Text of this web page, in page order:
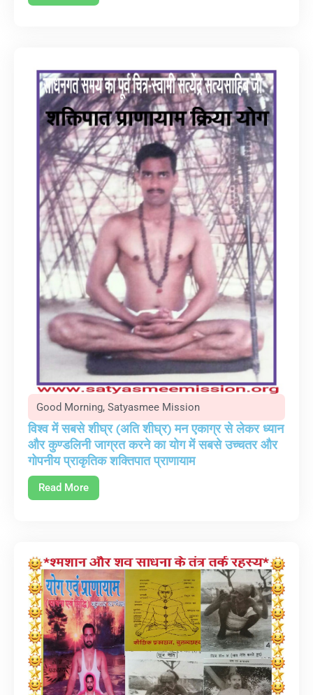
Good Morning, Satyasmee Mission
विश्व में सबसे शीघ्र (अति शीघ्र) मन एकाग्र से लेकर ध्यान
और कुण्डलिनी जाग्रत करने का योग में सबसे उच्चतर और
गोपनीय प्राकृतिक शक्तिपात प्राणायाम
Read More